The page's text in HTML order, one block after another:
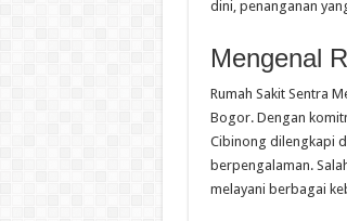
dini, penanganan
Mengenal
Rumah Sakit Sentra
Bogor. Dengan
Cibinong dilengkapi
berpengalaman.
melayani berbagai